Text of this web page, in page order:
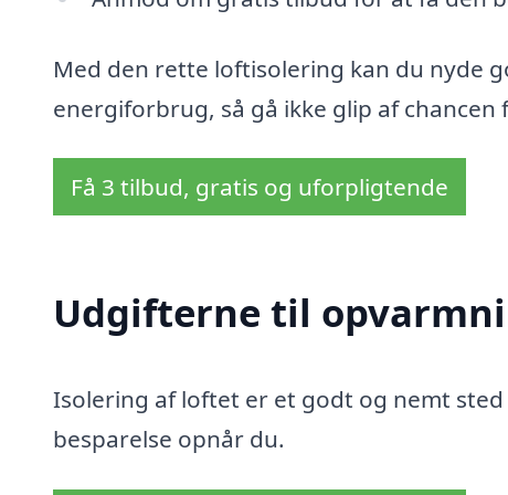
Med den rette loftisolering kan du nyde
energiforbrug, så gå ikke glip af
Få 3 tilbud, gratis og uforpligtende
Udgifterne til
Isolering af loftet er et godt og nemt
besparelse opnår du.